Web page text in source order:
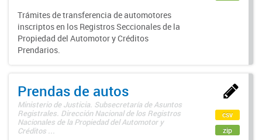
Trámites de transferencia de automotores
inscriptos en los Registros Seccionales de la
Propiedad del Automotor y Créditos
Prendarios.
Prendas de autos
Ministerio de Justicia. Subsecretaría de Asuntos
Registrales. Dirección Nacional de los Registros
Nacionales de la Propiedad del Automotor y
Créditos ...
csv
zip